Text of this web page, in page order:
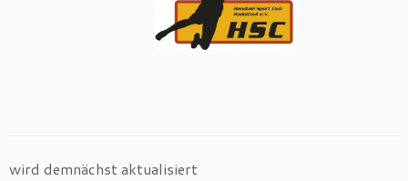
wird demnächst aktualisiert